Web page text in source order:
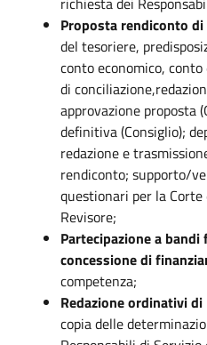
Proposta rendiconto
del tesoriere,
conto economico,
di
approvazione proposta
definitiva (Consiglio);
redazione e
rendiconto; supporto/
questionari per la
Revisore;
Partecipazione a
concessione di
competenza;
Redazione ordinativi
copia delle